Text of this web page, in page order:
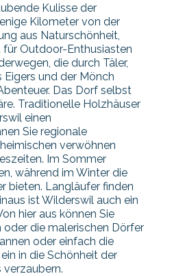
Kulisse der
Kilometer von der
aus Naturschönheit,
Outdoor-Enthusiasten
die durch Täler,
und der Mönch
Das Dorf selbst
Traditionelle Holzhäuser
einen
Sie regionale
verwöhnen
Im Sommer
während im Winter die
bieten. Langläufer finden
ist Wilderswil auch ein
hier aus können Sie
die malerischen Dörfer
oder einfach die
in die Schönheit der
verzaubern.